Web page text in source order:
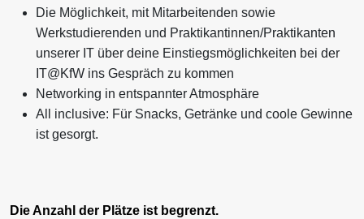
Die Möglichkeit, mit Mitarbeitenden sowie
Werkstudierenden und Praktikantinnen/Praktikanten
unserer IT über deine Einstiegsmöglichkeiten bei der
IT@KfW ins Gespräch zu kommen
Networking in entspannter Atmosphäre
All inclusive: Für Snacks, Getränke und coole Gewinne
ist gesorgt.
Die Anzahl der Plätze ist begrenzt.